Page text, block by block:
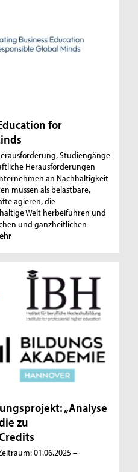
for
Studiengänge
Herausforderungen
an Nachhaltigkeit
müssen als belastbare,
agieren, die
Welt herbeiführen und
und ganzheitlichen
„Analyse
zu
01.06.2025 –